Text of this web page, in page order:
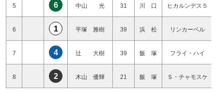
5 6 中山 光 31 川 口 ヒカルンデス５
6 1 平塚 雅樹 39 浜 松 リンカーベル
7 4 辻 大樹 39 飯 塚 フライ・ハイ
8 2 木山 優輝 21 飯 塚 Ｓ・チャモスケ